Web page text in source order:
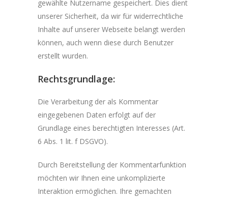
gewählte Nutzername gespeichert. Dies dient
unserer Sicherheit, da wir für widerrechtliche
Inhalte auf unserer Webseite belangt werden
können, auch wenn diese durch Benutzer
erstellt wurden.
Rechtsgrundlage:
Die Verarbeitung der als Kommentar
eingegebenen Daten erfolgt auf der
Grundlage eines berechtigten Interesses (Art.
6 Abs. 1 lit. f DSGVO).
Durch Bereitstellung der Kommentarfunktion
möchten wir Ihnen eine unkomplizierte
Interaktion ermöglichen. Ihre gemachten